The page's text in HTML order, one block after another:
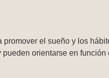
el sueño y los
orientarse en